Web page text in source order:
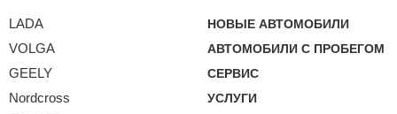
LADA
VOLGA
GEELY
Nordcross
НОВЫЕ АВТОМОБИЛИ
АВТОМОБИЛИ С ПРОБЕГОМ
СЕРВИС
УСЛУГИ